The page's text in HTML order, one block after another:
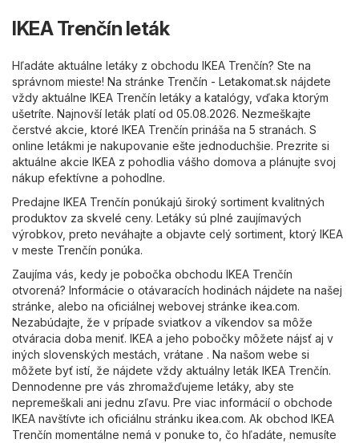
IKEA Trenčín leták
Hľadáte aktuálne letáky z obchodu IKEA Trenčín? Ste na
správnom mieste! Na stránke Trenčín - Letakomat.sk nájdete
vždy aktuálne IKEA Trenčín letáky a katalógy, vďaka ktorým
ušetríte. Najnovší leták platí od 05.08.2026. Nezmeškajte
čerstvé akcie, ktoré IKEA Trenčín prináša na 5 stranách. S
online letákmi je nakupovanie ešte jednoduchšie. Prezrite si
aktuálne akcie IKEA z pohodlia vášho domova a plánujte svoj
nákup efektívne a pohodlne.
Predajne IKEA Trenčín ponúkajú široký sortiment kvalitných
produktov za skvelé ceny. Letáky sú plné zaujímavých
výrobkov, preto neváhajte a objavte celý sortiment, ktorý IKEA
v meste Trenčín ponúka.
Zaujíma vás, kedy je pobočka obchodu IKEA Trenčín
otvorená? Informácie o otávaracích hodinách nájdete na našej
stránke, alebo na oficiálnej webovej stránke ikea.com.
Nezabúdajte, že v prípade sviatkov a víkendov sa môže
otváracia doba meniť. IKEA a jeho pobočky môžete nájsť aj v
iných slovenských mestách, vrátane . Na našom webe si
môžete byť istí, že nájdete vždy aktuálny leták IKEA Trenčín.
Dennodenne pre vás zhromažďujeme letáky, aby ste
nepremeškali ani jednu zľavu. Pre viac informácií o obchode
IKEA navštívte ich oficiálnu stránku ikea.com. Ak obchod IKEA
Trenčín momentálne nemá v ponuke to, čo hľadáte, nemusíte